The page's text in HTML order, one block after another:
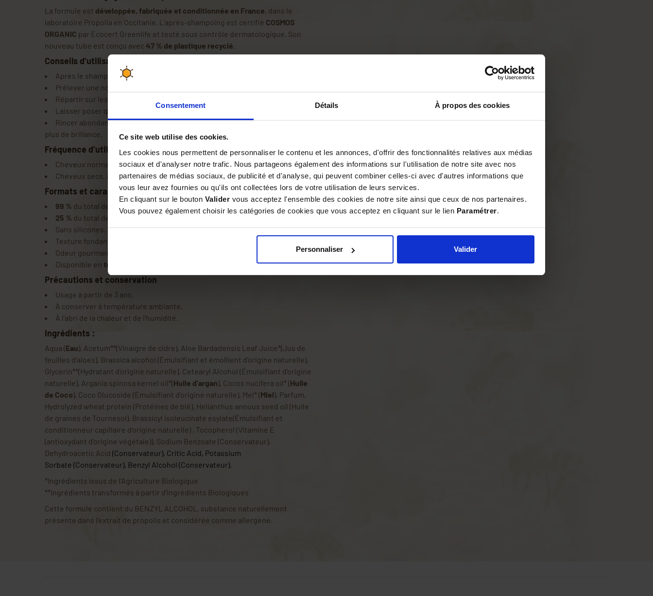
Consentement Détails À propos des cookies
Ce site web utilise des cookies.
Les cookies nous permettent de personnaliser le contenu et les annonces, d'offrir des fonctionnalités relatives aux médias
sociaux et d'analyser notre trafic. Nous partageons également des informations sur l'utilisation de notre site avec nos
partenaires de médias sociaux, de publicité et d'analyse, qui peuvent combiner celles-ci avec d'autres informations que
vous leur avez fournies ou qu'ils ont collectées lors de votre utilisation de leurs services.
En cliquant sur le bouton Valider vous acceptez l'ensemble des cookies de notre site ainsi que ceux de nos partenaires.
Vous pouvez également choisir les catégories de cookies que vous acceptez en cliquant sur le lien Paramétrer.
Personnaliser Valider
La formule est développée, fabriquée et conditionnée en France, dans le
laboratoire Propolia en Occitanie. L’après-shampoing est certifié COSMOS
ORGANIC par Ecocert Greenlife et testé sous contrôle dermatologique. Son
nouveau tube est conçu avec 47 % de plastique recyclé.
Conseils d’utilisation
Après le shampoing, appliquer sur cheveux propres et essorés.
Prélever une noisette ou une noix selon la longueur.
Répartir sur les longueurs et pointes, en évitant les racines.
Laisser poser quelques minutes.
Rincer abondamment à l’eau tiède, puis terminer par un jet d’eau froide pour
plus de brillance.
Fréquence d’utilisation
Cheveux normaux : 1 fois par semaine.
Cheveux secs, abîmés ou difficiles à démêler : après chaque shampoing.
Formats et caractéristiques
99 % du total des ingrédients sont d’origine naturelle.
25 % du total des ingrédients sont issus de l’Agriculture Biologique.
Sans silicones, sans actifs ni colorants de synthèse.
Texture fondante, rinçage facile.
Odeur gourmande avec une pointe acidulée.
Disponible en tube de 150 mL
Précautions et conservation
Usage à partir de 3 ans.
À conserver à température ambiante.
À l’abri de la chaleur et de l’humidité.
Ingrédients :
Aqua (Eau), Acetum**(Vinaigre de cidre), Aloe Bardadensis Leaf Juice*(Jus de
feuilles d'aloes), Brassica alcohol (Émulsifiant et émollient d'origine naturelle),
Glycerin**(Hydratant d'origine naturelle), Cetearyl Alcohol (Émulsifiant d'origine
naturelle), Argania spinosa kernel oil*(Huile d'argan), Cocos nucifera oil* (Huile
de Coco), Coco Glucoside (Émulsifiant d'origine naturelle), Mel* (Miel), Parfum,
Hydrolyzed wheat protein (Protéines de blé), Helianthus annuus seed oil (Huile
de graines de Tournesol), Brassicyl isoleucinate esylate(Émulsifiant et
conditionneur capillaire d’origine naturelle) , Tocopherol (Vitamine E
(antioxydant d'origine végétale)), Sodium Benzoate (Conservateur),
Dehydroacetic Acid (Conservateur), Critic Acid, Potassium
Sorbate (Conservateur), Benzyl Alcohol (Conservateur).
*Ingrédients issus de l’Agriculture Biologique
**Ingrédients transformés à partir d'Ingrédients Biologiques
Cette formule contient du BENZYL ALCOHOL, substance naturellement
présente dans l'extrait de propolis et considérée comme allergène.